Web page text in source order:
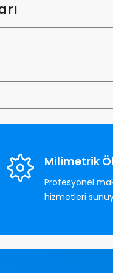
Milimetrik
Profesyonel
hizmetleri